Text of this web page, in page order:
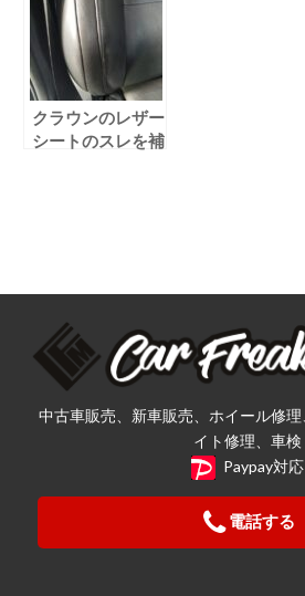
クラウンのレザー
シートのスレを補
中古車販売、新車販売、ホイール修
イト修理、車検
Paypay対応
電話する